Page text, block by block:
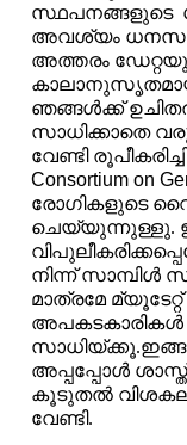
സ്ഥപനങ്ങളുടെ
അവശ്യം
അത്തരം
ഞങ്ങൾക്ക്
സാധിക്കാതെ
വേണ്ടി
Consortium on
രോഗികളുടെ
ചെയ്യുന്നുള്ളു.
നിന്ന് സാമ്പിൾ
മാത്രമേ
അപ്പപ്പോൾ
കൂടുതൽ
വേണ്ടി.